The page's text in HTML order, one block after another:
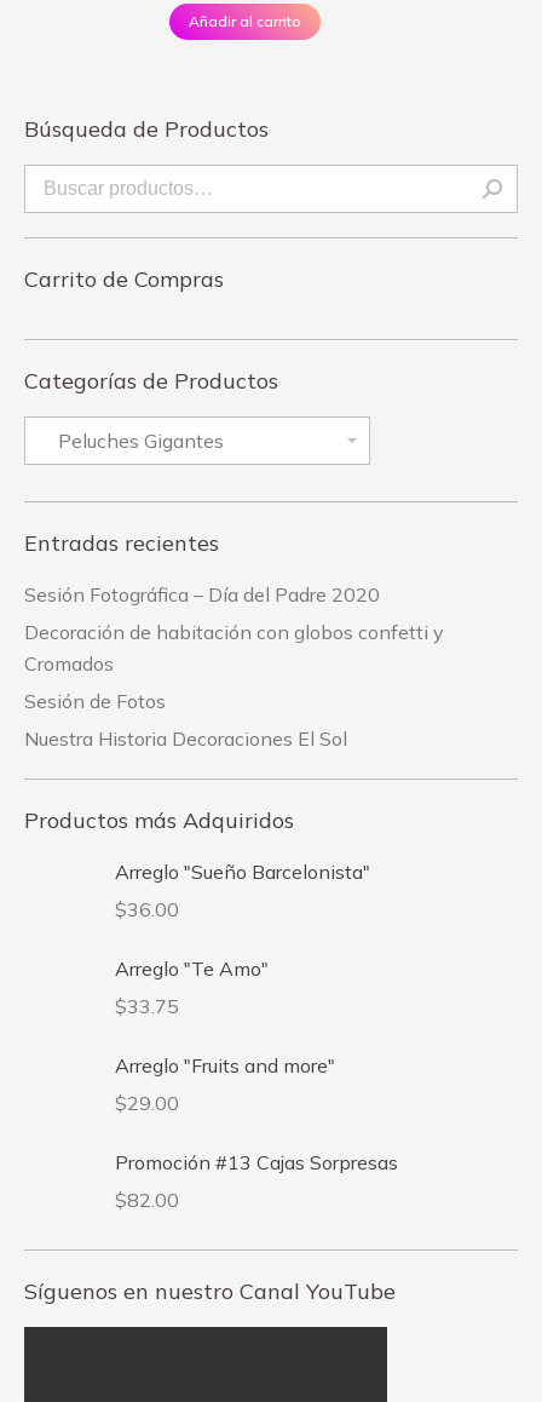
Añadir al carrito
Búsqueda de Productos
Carrito de Compras
Categorías de Productos
Entradas recientes
Sesión Fotográfica – Día del Padre 2020
Decoración de habitación con globos confetti y
Cromados
Sesión de Fotos
Nuestra Historia Decoraciones El Sol
Productos más Adquiridos
Arreglo "Sueño Barcelonista"
$36.00
Arreglo "Te Amo"
$33.75
Arreglo "Fruits and more"
$29.00
Promoción #13 Cajas Sorpresas
$82.00
Síguenos en nuestro Canal YouTube